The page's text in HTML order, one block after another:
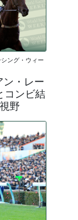
ング・ウィー
ン・レー
コンビ結
野